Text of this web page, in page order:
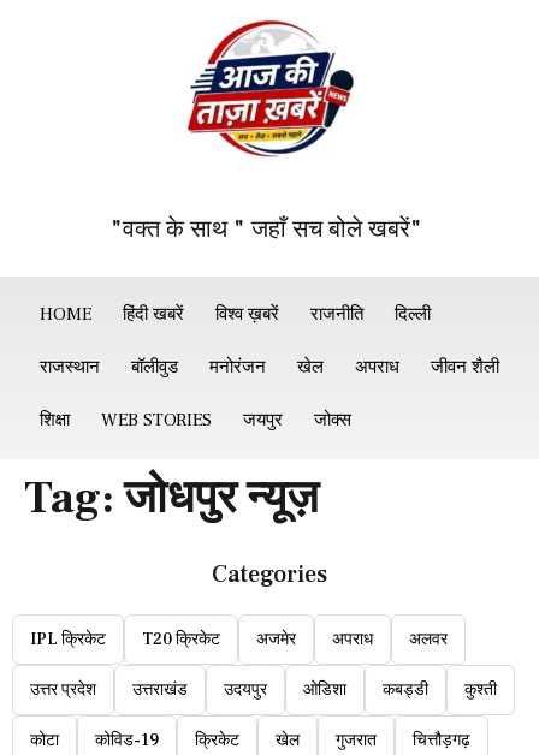
"वक्त के साथ " जहाँ सच बोले खबरें"
HOME हिंदी खबरें विश्व ख़बरें राजनीति दिल्ली
राजस्थान बॉलीवुड मनोरंजन खेल अपराध जीवन शैली
शिक्षा WEB STORIES जयपुर जोक्स
Tag:जोधपुर न्यूज़
Categories
IPL क्रिकेट T20 क्रिकेट अजमेर अपराध अलवर
उत्तर प्रदेश उत्तराखंड उदयपुर ओडिशा कबड्डी कुश्ती
कोटा कोविड-19 क्रिकेट खेल गुजरात चित्तौड़गढ़